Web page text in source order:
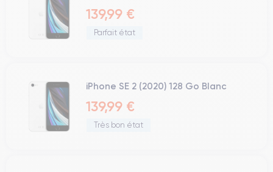
139,99 €
Parfait état
iPhone SE 2 (2020) 128 Go Blanc
139,99 €
Très bon état